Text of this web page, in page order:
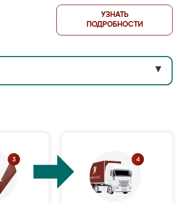
УЗНАТЬ
ПОДРОБНОСТИ
▼